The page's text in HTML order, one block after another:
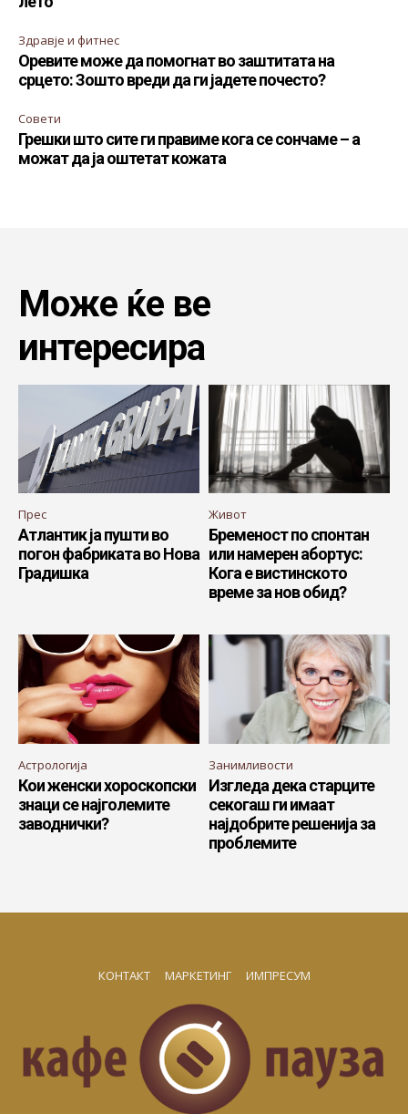
Здравје и фитнес
Оревите може да помогнат во заштитата на
срцето: Зошто вреди да ги јадете почесто?
Совети
Грешки што сите ги правиме кога се сончаме – а
можат да ја оштетат кожата
Може ќе ве
интересира
Прес
Атлантик ја пушти во
погон фабриката во Нова
Градишка
Живот
Бременост по спонтан
или намерен абортус:
Кога е вистинското
време за нов обид?
Астрологија
Кои женски хороскопски
знаци се најголемите
заводнички?
Занимливости
Изгледа дека старците
секогаш ги имаат
најдобрите решенија за
проблемите
КОНТАКТ МАРКЕТИНГ ИМПРЕСУМ